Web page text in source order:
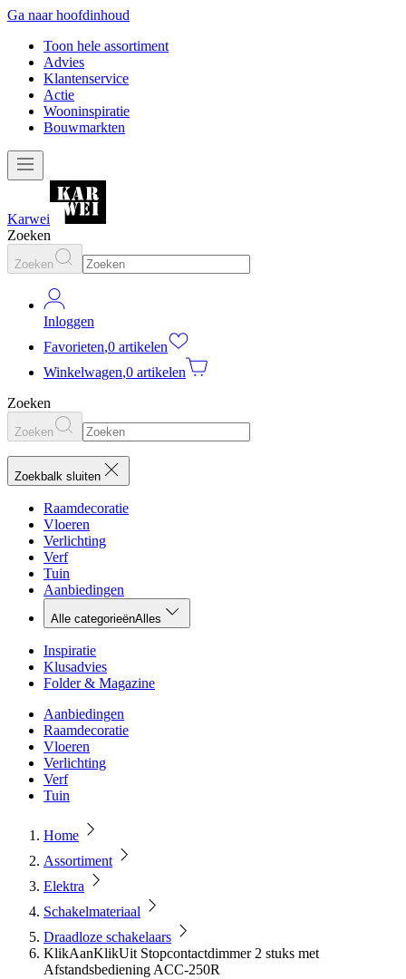
Ga naar hoofdinhoud
Toon hele assortiment
Advies
Klantenservice
Actie
Wooninspiratie
Bouwmarkten
Karwei
Zoeken
Zoeken
Inloggen
Favorieten,0 artikelen
Winkelwagen,0 artikelen
Zoeken
Zoeken
Zoekbalk sluiten
Raamdecoratie
Vloeren
Verlichting
Verf
Tuin
Aanbiedingen
Alle categorieënAlles
Inspiratie
Klusadvies
Folder & Magazine
Aanbiedingen
Raamdecoratie
Vloeren
Verlichting
Verf
Tuin
Home
Assortiment
Elektra
Schakelmateriaal
Draadloze schakelaars
KlikAanKlikUit Stopcontactdimmer 2 stuks met
Afstandsbediening ACC-250R